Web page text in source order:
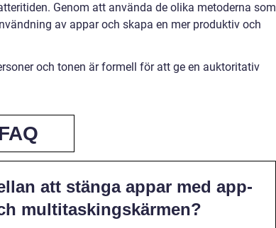
Genom att använda de olika metoderna som
av appar och skapa en mer produktiv och
och tonen är formell för att ge en auktoritativ
att stänga appar med app-
multitaskingskärmen?